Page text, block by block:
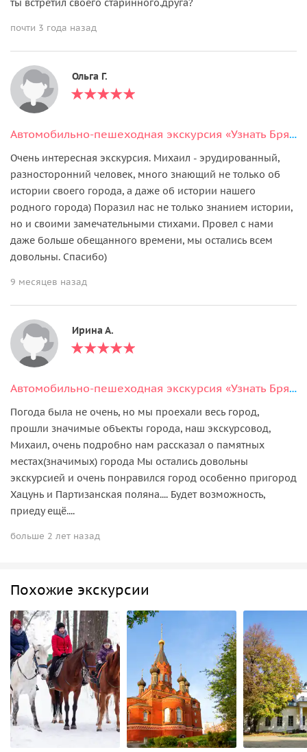
ты встретил своего старинного.друга?
почти 3 года назад
Ольга Г.
Автомобильно-пешеходная экскурсия «Узнать Брянск за 2 часа»
Очень интересная экскурсия. Михаил - эрудированный,
разносторонний человек, много знающий не только об
истории своего города, а даже об истории нашего
родного города) Поразил нас не только знанием истории,
но и своими замечательными стихами. Провел с нами
даже больше обещанного времени, мы остались всем
довольны. Спасибо)
9 месяцев назад
Ирина А.
Автомобильно-пешеходная экскурсия «Узнать Брянск за 2 часа»
Погода была не очень, но мы проехали весь город,
прошли значимые объекты города, наш экскурсовод,
Михаил, очень подробно нам рассказал о памятных
местах(значимых) города Мы остались довольны
экскурсией и очень понравился город особенно пригород
Хацунь и Партизанская поляна.... Будет возможность,
приеду ещё....
больше 2 лет назад
Похожие экскурсии